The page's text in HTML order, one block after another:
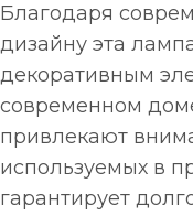
Благодаря
дизайну эта
декоративным
современном
привлекают
используемых в
гарантирует